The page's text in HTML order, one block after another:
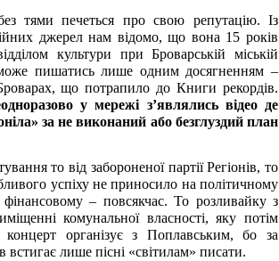
тями печеться про свою репутацію. Із
джерел нам відомо, що вона 15 років
культури при Броварській міській
пишатись лише одним досягненням –
що потрапило до Книги рекордів.
у мережі з’являлись відео де
за не виконаний або безглуздий план
то від забороненої партії Регіонів, то
успіху не приносило на політичному
– повсякчас. То розливайку з
комунальної власності, яку потім
організує з Поплавським, бо за
встигає лише пісні «світилам» писати.